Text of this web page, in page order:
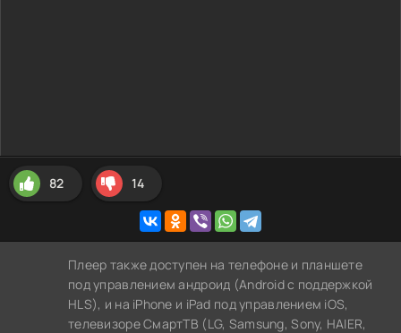
82 14
Плеер также доступен на телефоне и планшете
под управлением андроид (Android с поддержкой
HLS), и на iPhone и iPad под управлением iOS,
телевизоре СмартТВ (LG, Samsung, Sony, HAIER,